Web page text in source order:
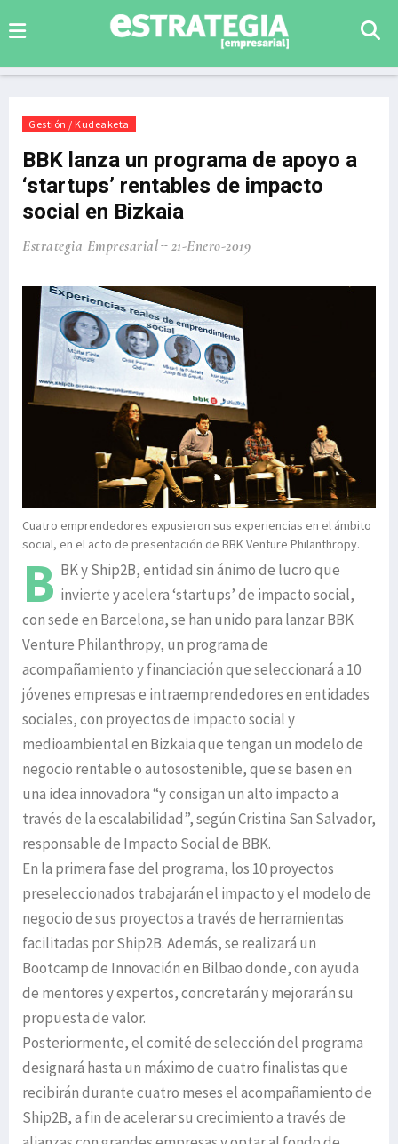
Gestión / Kudeaketa
BBK lanza un programa de apoyo a
‘startups’ rentables de impacto
social en Bizkaia
Estrategia Empresarial 21-Enero-2019
Cuatro emprendedores expusieron sus experiencias en el ámbito
social, en el acto de presentación de BBK Venture Philanthropy.
B BK y Ship2B, entidad sin ánimo de lucro que
invierte y acelera ‘startups’ de impacto social,
con sede en Barcelona, se han unido para lanzar BBK
Venture Philanthropy, un programa de
acompañamiento y financiación que seleccionará a 10
jóvenes empresas e intraemprendedores en entidades
sociales, con proyectos de impacto social y
medioambiental en Bizkaia que tengan un modelo de
negocio rentable o autosostenible, que se basen en
una idea innovadora “y consigan un alto impacto a
través de la escalabilidad”, según Cristina San Salvador,
responsable de Impacto Social de BBK.
En la primera fase del programa, los 10 proyectos
preseleccionados trabajarán el impacto y el modelo de
negocio de sus proyectos a través de herramientas
facilitadas por Ship2B. Además, se realizará un
Bootcamp de Innovación en Bilbao donde, con ayuda
de mentores y expertos, concretarán y mejorarán su
propuesta de valor.
Posteriormente, el comité de selección del programa
designará hasta un máximo de cuatro finalistas que
recibirán durante cuatro meses el acompañamiento de
Ship2B, a fin de acelerar su crecimiento a través de